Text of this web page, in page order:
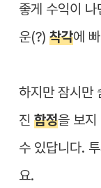
좋게 수익이 나
운(?) 착각에
하지만 잠시만
진 함정을 보
수 있답니다.
요.